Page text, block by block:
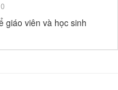
0
giáo viên và học sinh